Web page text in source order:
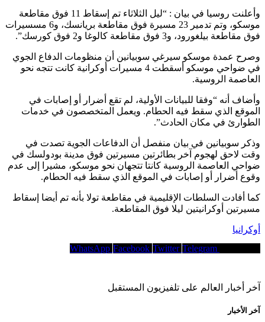
وأعلنت روسيا في بيان : “ليل الثلاثاء تم إسقاط 11 فوق مقاطعة
موسكو، وتم تدمير 23 مسيرة فوق مقاطعة بريانسك، و6 مسسيرات
فوق مقاطعة بيلغورود، و3 فوق مقاطعة كالوغا و2 فوق كورسك”.
وصرح عمدة موسكو سيرغي سوبيانين أن منظومات الدفاع الجوي
في ضواحي موسكو أسقطت 4 مسيرات أوكرانية كانت تتجه نحو
العاصمة الروسية.
وأضاف أنه “وفقا للبيانات الأولية، لم تقع أضرار أو إصابات في
الموقع الذي سقط فيه الحطام. ويعمل المتخصصون في خدمات
الطوارئ في مكان الحادث”.
وذكر سوبيانين في بيان منفصل أن الدفاعات الجوية تصدت في
وقت لاحق لهجوم آخر بطائرتين مسيرتين فوق مدينة بودولسك في
ضواحي العاصمة الروسية كانتا تتجهان نحو موسكو، مشيرا إلى عدم
وقوع أضرار أو إصابات في الموقع الذي سقط فيه الحطام.
كما أفادت السلطات الإقليمية في مقاطعة تولا بأنه تم أيضا إسقاط
مسيرتين أوكرانيتين ليلا فوق المقاطعة.
أوكرانيا
WhatsApp Facebook Twitter Telegram
آخر أخبار العالم على تلفيزيون المستقبل
آخر الأخبار